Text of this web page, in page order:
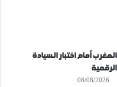
المغرب أمام اختبار السيادة
الرقمية
08/08/2026